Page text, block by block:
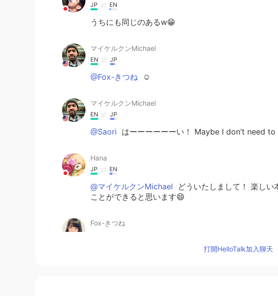
JP EN
うちにも同じのあるw😁
マイケルクンMichael
EN JP
@Fox-きつね ☺️
マイケルクンMichael
EN JP
@Saori はーーーーーーい！ Maybe I don’t need
Hana
JP EN
@マイケルクンMichael
どういたしまして！ 楽し
ことができると思います😄
Fox-きつね
打開HelloTalk加入聊天